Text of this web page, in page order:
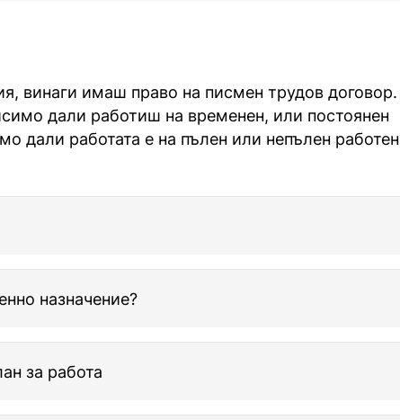
винаги имаш право на писмен трудов договор.
дали работиш на временен, или постоянен
дали работата е на пълен или непълен работен
назначение?
за работа